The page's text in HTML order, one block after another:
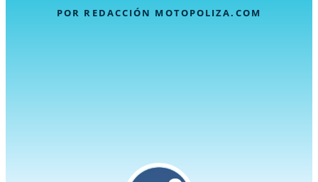
POR REDACCIÓN MOTOPOLIZA.COM